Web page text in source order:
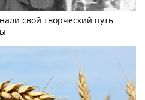
свой творческий путь